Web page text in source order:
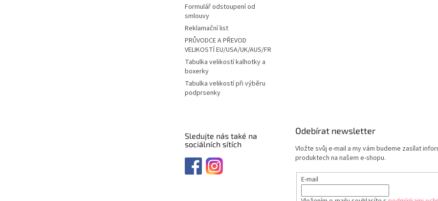
Formulář odstoupení od
smlouvy
Reklamační list
PRŮVODCE A PŘEVOD
VELIKOSTÍ EU/USA/UK/AUS/FR
Tabulka velikostí kalhotky a
boxerky
Tabulka velikostí při výběru
podprsenky
Sledujte nás také na
sociálních sítích
Odebírat newsletter
Vložte svůj e-mail a my vám budeme zasílat
produktech na našem e-shopu.
E-mail